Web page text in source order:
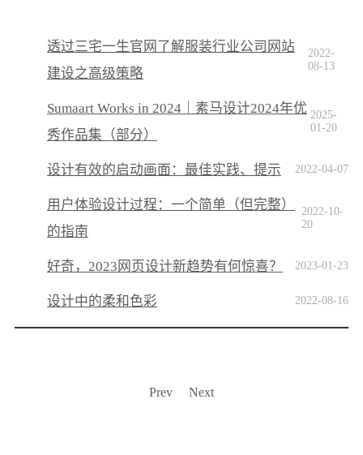
透过三宅一生官网了解服装行业公司网站
建设之高级策略
2022-
08-13
Sumaart Works in 2024｜素马设计2024年优
秀作品集（部分）
2025-
01-20
设计有效的启动画面：最佳实践、提示 2022-04-07
用户体验设计过程：一个简单（但完整）
的指南
2022-10-
20
好奇，2023网页设计新趋势有何惊喜？ 2023-01-23
设计中的柔和色彩 2022-08-16
Prev Next